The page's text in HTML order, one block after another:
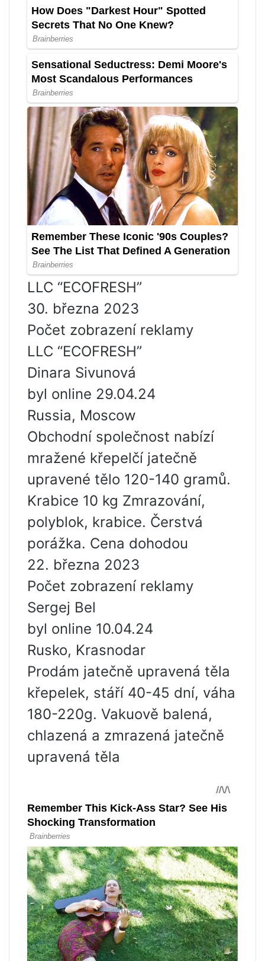
LLC “ECOFRESH”
30. března 2023
Počet zobrazení reklamy
LLC “ECOFRESH”
Dinara Sivunová
byl online 29.04.24
Russia, Moscow
Obchodní společnost nabízí
mražené křepelčí jatečně
upravené tělo 120-140 gramů.
Krabice 10 kg Zmrazování,
polyblok, krabice. Čerstvá
porážka. Cena dohodou
22. března 2023
Počet zobrazení reklamy
Sergej Bel
byl online 10.04.24
Rusko, Krasnodar
Prodám jatečně upravená těla
křepelek, stáří 40-45 dní, váha
180-220g. Vakuově balená,
chlazená a zmrazená jatečně
upravená těla